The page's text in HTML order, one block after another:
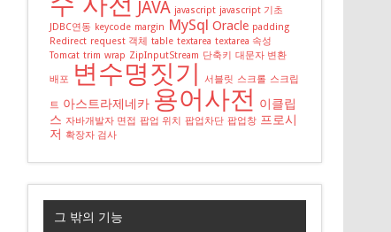
JAVA javascript javascript 기초
JDBC연동 keycode margin MySql Oracle padding
Redirect request 객체 table textarea textarea 속성
Tomcat trim wrap ZipInputStream 단축키 대문자 변환
배포 변수명짓기 서블릿 스크롤 스크립
트 아스트라제네카 용어사전 이클립
스 자바개발자 면접 팝업 위치 팝업차단 팝업창 프로시
저 확장자 검사
그 밖의 기능